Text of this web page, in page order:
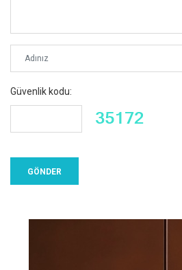
Güvenlik kodu: